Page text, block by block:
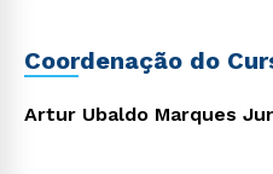
Coordenação do
Artur Ubaldo Marques